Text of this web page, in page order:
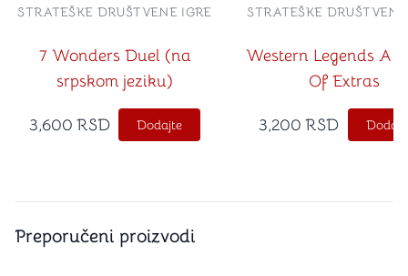
7 Wonders Duel (na
srpskom jeziku)
STRATEŠKE DRUŠTVENE IGRE
3,600 RSD Dodajte
Western Legends A
Of Extras
STRATEŠKE
3,200 RSD
Preporučeni proizvodi